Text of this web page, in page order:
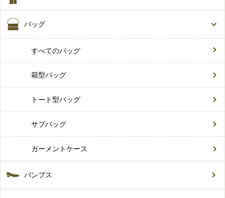
バッグ
すべてのバッグ
箱型バッグ
トート型バッグ
サブバッグ
ガーメントケース
パンプス